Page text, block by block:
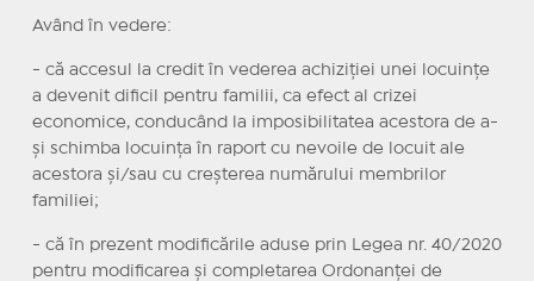
Având în vedere:
- că accesul la credit în vederea achiziției unei locuințe
a devenit dificil pentru familii, ca efect al crizei
economice, conducând la imposibilitatea acestora de a-
și schimba locuința în raport cu nevoile de locuit ale
acestora și/sau cu creșterea numărului membrilor
familiei;
- că în prezent modificările aduse prin Legea nr. 40/2020
pentru modificarea și completarea Ordonanței de